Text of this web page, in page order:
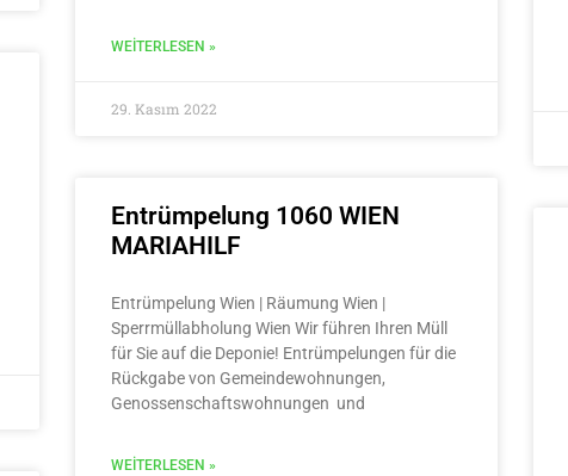
WEITERLESEN »
29. Kasım 2022
Entrümpelung 1060 WIEN
MARIAHILF
Entrümpelung Wien | Räumung Wien |
Sperrmüllabholung Wien Wir führen Ihren Müll
für Sie auf die Deponie! Entrümpelungen für die
Rückgabe von Gemeindewohnungen,
Genossenschaftswohnungen und
WEITERLESEN »